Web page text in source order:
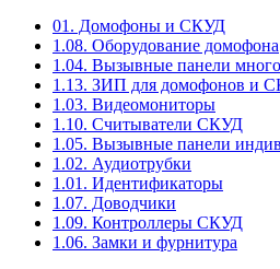
01. Домофоны и СКУД
1.08. Оборудование домофона
1.04. Вызывные панели
1.13. ЗИП для домофонов и
1.03. Видеомониторы
1.10. Считыватели СКУД
1.05. Вызывные панели
1.02. Аудиотрубки
1.01. Идентификаторы
1.07. Доводчики
1.09. Контроллеры СКУД
1.06. Замки и фурнитура